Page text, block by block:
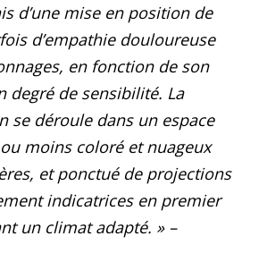
d’une mise en position de
d’empathie douloureuse
en fonction de son
degré de sensibilité. La
se déroule dans un espace
moins coloré et nuageux
et ponctué de projections
indicatrices en premier
un climat adapté. » –